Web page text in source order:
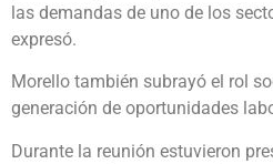
las demandas de uno de los
expresó.
Morello también subrayó el rol
generación de oportunidades
Durante la reunión estuvieron